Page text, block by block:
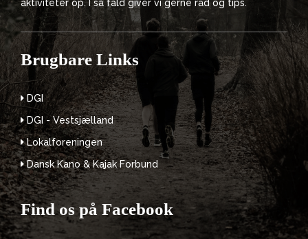
aktiviteter op. I så fald giver vi gerne råd og tips.
Brugbare Links
DGI
DGI - Vestsjælland
Lokalforeningen
Dansk Kano & Kajak Forbund
Find os på Facebook